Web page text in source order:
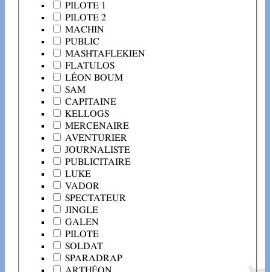
PILOTE 1
PILOTE 2
MACHIN
PUBLIC
MASHTAFLEKIEN
FLATULOS
LÉON BOUM
SAM
CAPITAINE
KELLOGS
MERCENAIRE
AVENTURIER
JOURNALISTE
PUBLICITAIRE
LUKE
VADOR
SPECTATEUR
JINGLE
GALEN
PILOTE
SOLDAT
SPARADRAP